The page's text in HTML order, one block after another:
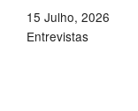
15 Julho, 2026
Entrevistas